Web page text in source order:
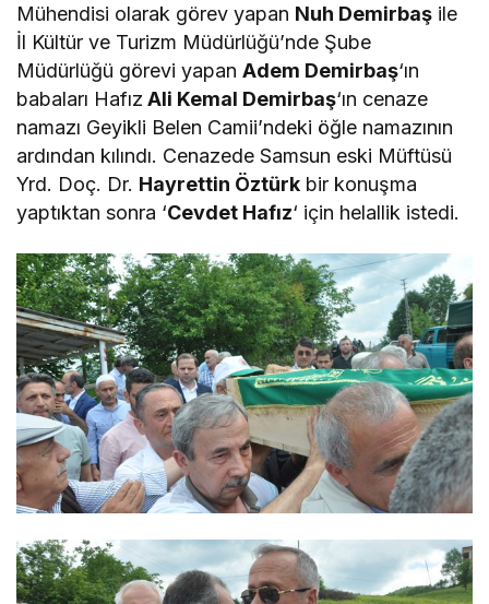
Mühendisi olarak görev yapan Nuh Demirbaş ile
İl Kültür ve Turizm Müdürlüğü’nde Şube
Müdürlüğü görevi yapanAdem Demirbaş‘ın
babaları Hafız Ali Kemal Demirbaş‘ın cenaze
namazı Geyikli Belen Camii’ndeki öğle namazının
ardından kılındı. Cenazede Samsun eski Müftüsü
Yrd. Doç. Dr. Hayrettin Öztürk bir konuşma
yaptıktan sonra ‘Cevdet Hafız‘ için helallik istedi.